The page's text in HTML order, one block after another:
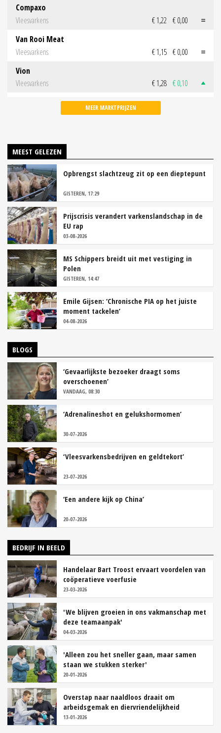
Compaxo
Vleesvarkens
€ 1,22 € 0,00
Van Rooi Meat
Vleesvarkens
€ 1,15 € 0,00
Vion
Vleesvarkens
€ 1,28 € 0,10
MEER MARKTPRIJZEN
MEEST GELEZEN
Opbrengst slachtzeug zit op een dieptepunt
GISTEREN, 17:29
Prijscrisis verandert varkenslandschap in de
EU rap
03-08-2026
MS Schippers breidt uit met vestiging in
Polen
GISTEREN, 14:47
Emile Gijsen: ‘Chronische PIA op het juiste
moment tackelen’
04-08-2026
BLOGS
‘Gevaarlijkste bezoeker draagt soms
overschoenen’
VANDAAG, 08:30
‘Adrenalineshot en gelukshormomen’
30-07-2026
‘Vleesvarkensbedrijven en geldtekort’
23-07-2026
‘Een andere kijk op China’
20-07-2026
BEDRIJF IN BEELD
Handelaar Bart Troost ervaart voordelen van
coöperatieve voerfusie
23-03-2026
'We blijven groeien in ons vakmanschap met
deze teamaanpak'
04-03-2026
'Alleen zou het sneller gaan, maar samen
staan we stukken sterker'
20-01-2026
Overstap naar naaldloos draait om
arbeidsgemak en diervriendelijkheid
13-01-2026